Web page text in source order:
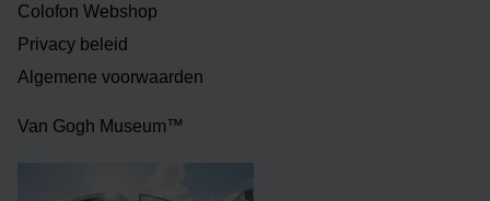
Colofon Webshop
Privacy beleid
Algemene voorwaarden
Van Gogh Museum™